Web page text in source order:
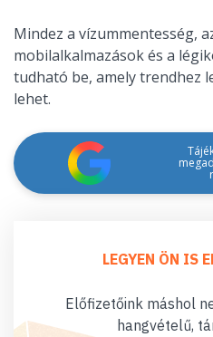
Mindez a vízummentesség,
mobilalkalmazások és a
tudható be, amely trendhez
lehet.
LEGYEN ÖN IS
Előfizetőink máshol
hangvételű,